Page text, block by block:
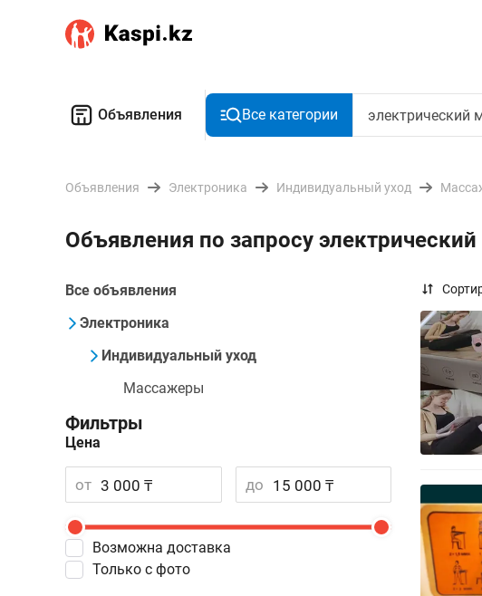
Объявления Все категории
Объявления Электроника Индивидуальный уход
Объявления по запросу
Все объявления
Электроника
Индивидуальный уход
Массажеры
Фильтры
Цена
от до
Возможна доставка
Только с фото